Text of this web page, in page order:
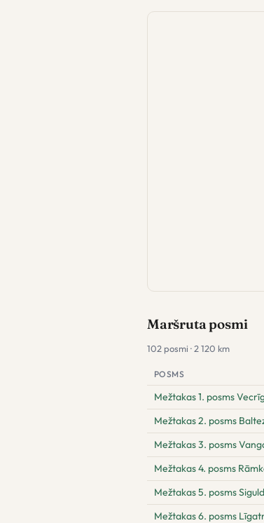
Maršruta posmi
102 posmi · 2 120 km
POSMS
Mežtakas 1. posms
Mežtakas 2. posms
Mežtakas 3. posms
Mežtakas 4. posms
Mežtakas 5. posms
Mežtakas 6. posms